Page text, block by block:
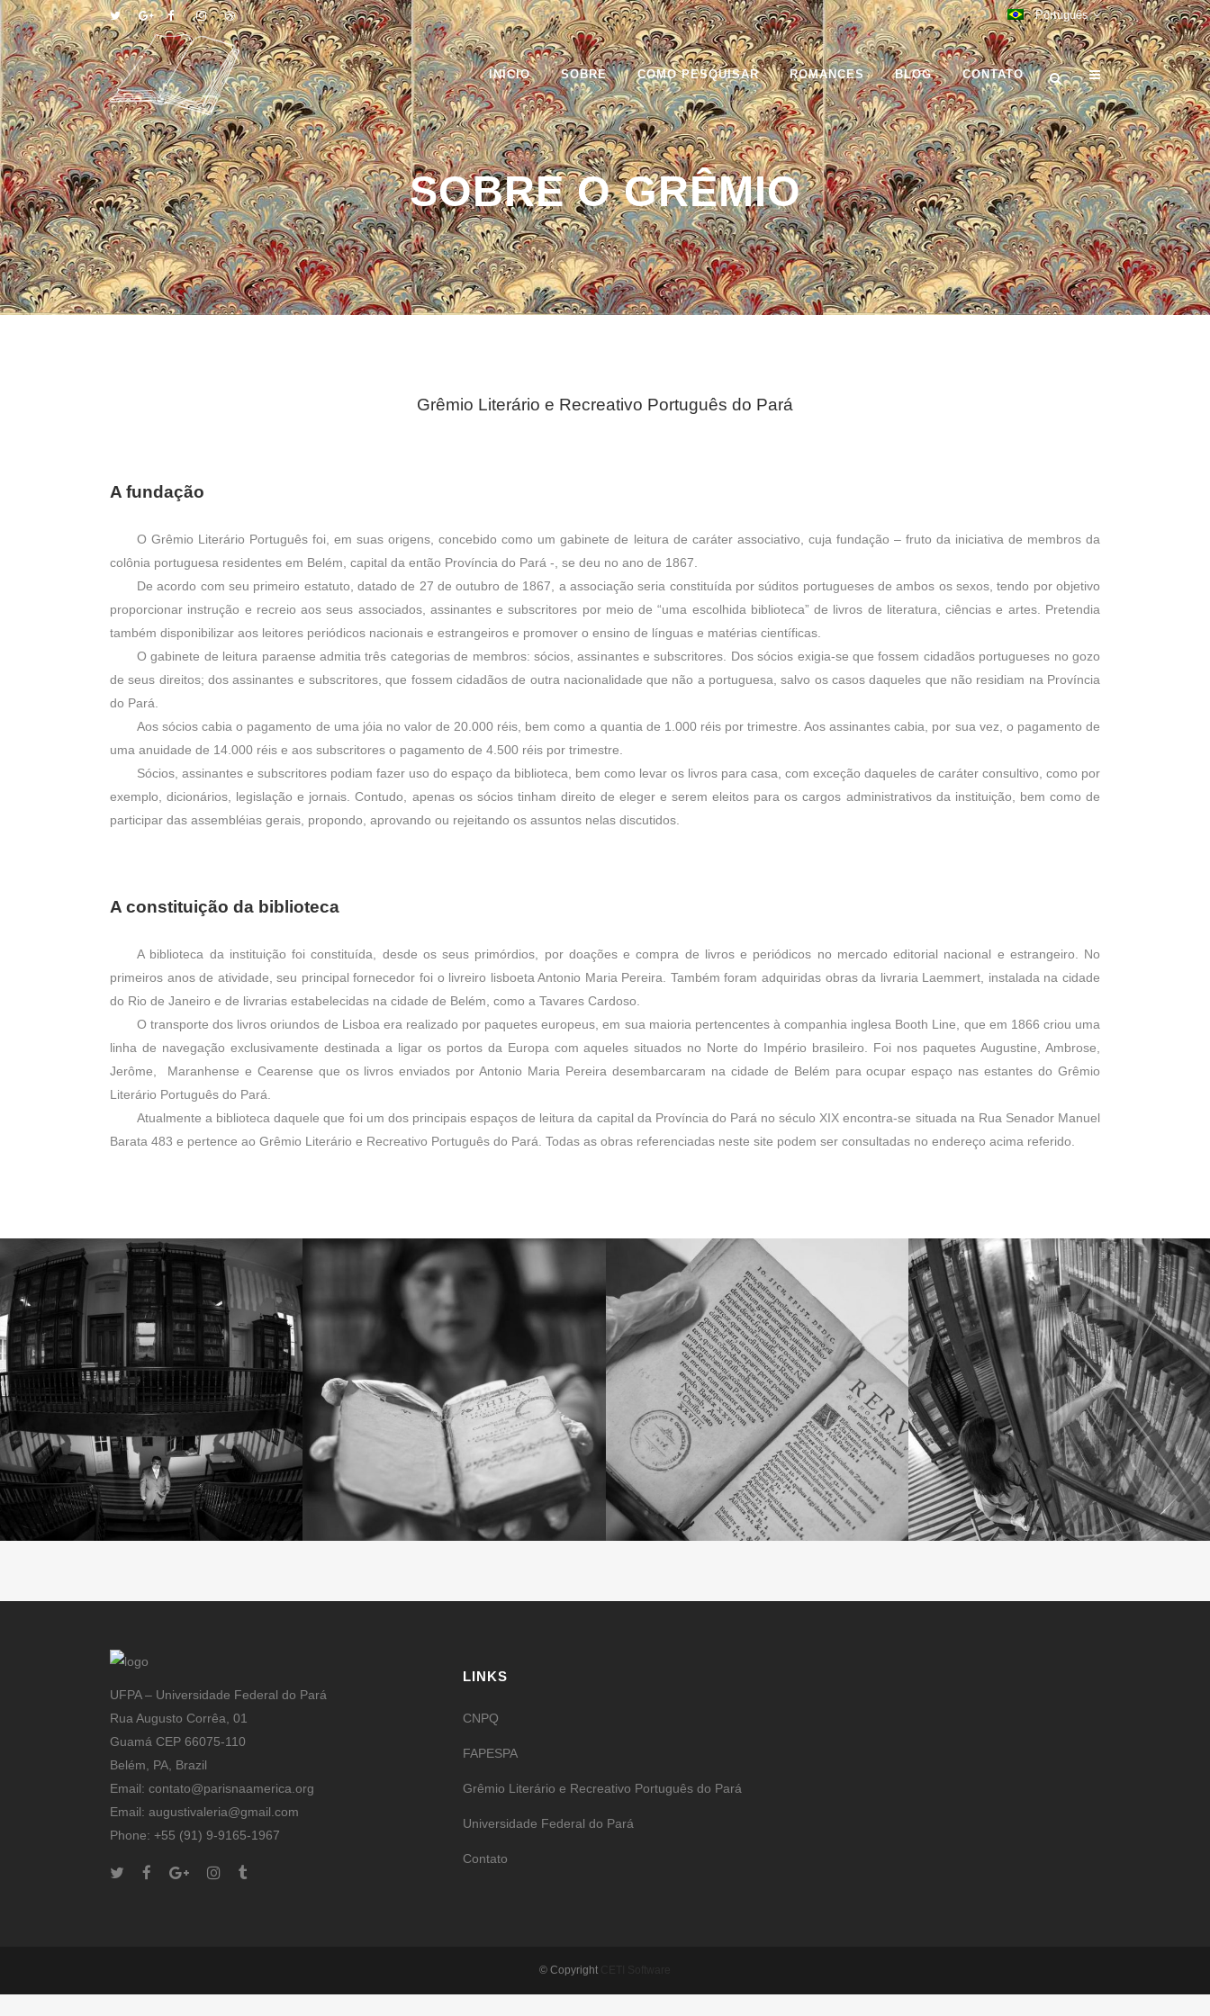
Português
INÍCIO SOBRE COMO PESQUISAR ROMANCES BLOG CONTATO
SOBRE O GRÊMIO
Grêmio Literário e Recreativo Português do Pará
A fundação
O Grêmio Literário Português foi, em suas origens, concebido como um gabinete de leitura de caráter associativo, cuja fundação – fruto da iniciativa de membros da
colônia portuguesa residentes em Belém, capital da então Província do Pará -, se deu no ano de 1867.
De acordo com seu primeiro estatuto, datado de 27 de outubro de 1867, a associação seria constituída por súditos portugueses de ambos os sexos, tendo por objetivo
proporcionar instrução e recreio aos seus associados, assinantes e subscritores por meio de “uma escolhida biblioteca” de livros de literatura, ciências e artes. Pretendia
também disponibilizar aos leitores periódicos nacionais e estrangeiros e promover o ensino de línguas e matérias científicas.
O gabinete de leitura paraense admitia três categorias de membros: sócios, assinantes e subscritores. Dos sócios exigia-se que fossem cidadãos portugueses no gozo
de seus direitos; dos assinantes e subscritores, que fossem cidadãos de outra nacionalidade que não a portuguesa, salvo os casos daqueles que não residiam na Província
do Pará.
Aos sócios cabia o pagamento de uma jóia no valor de 20.000 réis, bem como a quantia de 1.000 réis por trimestre. Aos assinantes cabia, por sua vez, o pagamento de
uma anuidade de 14.000 réis e aos subscritores o pagamento de 4.500 réis por trimestre.
Sócios, assinantes e subscritores podiam fazer uso do espaço da biblioteca, bem como levar os livros para casa, com exceção daqueles de caráter consultivo, como por
exemplo, dicionários, legislação e jornais. Contudo, apenas os sócios tinham direito de eleger e serem eleitos para os cargos administrativos da instituição, bem como de
participar das assembléias gerais, propondo, aprovando ou rejeitando os assuntos nelas discutidos.
A constituição da biblioteca
A biblioteca da instituição foi constituída, desde os seus primórdios, por doações e compra de livros e periódicos no mercado editorial nacional e estrangeiro. No
primeiros anos de atividade, seu principal fornecedor foi o livreiro lisboeta Antonio Maria Pereira. Também foram adquiridas obras da livraria Laemmert, instalada na cidade
do Rio de Janeiro e de livrarias estabelecidas na cidade de Belém, como a Tavares Cardoso.
O transporte dos livros oriundos de Lisboa era realizado por paquetes europeus, em sua maioria pertencentes à companhia inglesa Booth Line, que em 1866 criou uma
linha de navegação exclusivamente destinada a ligar os portos da Europa com aqueles situados no Norte do Império brasileiro. Foi nos paquetes Augustine, Ambrose,
Jerôme, Maranhense e Cearense que os livros enviados por Antonio Maria Pereira desembarcaram na cidade de Belém para ocupar espaço nas estantes do Grêmio
Literário Português do Pará.
Atualmente a biblioteca daquele que foi um dos principais espaços de leitura da capital da Província do Pará no século XIX encontra-se situada na Rua Senador Manuel
Barata 483 e pertence ao Grêmio Literário e Recreativo Português do Pará. Todas as obras referenciadas neste site podem ser consultadas no endereço acima referido.
UFPA – Universidade Federal do Pará
Rua Augusto Corrêa, 01
Guamá CEP 66075-110
Belém, PA, Brazil
Email: contato@parisnaamerica.org
Email: augustivaleria@gmail.com
Phone: +55 (91) 9-9165-1967
LINKS
CNPQ
FAPESPA
Grêmio Literário e Recreativo Português do Pará
Universidade Federal do Pará
Contato
© Copyright